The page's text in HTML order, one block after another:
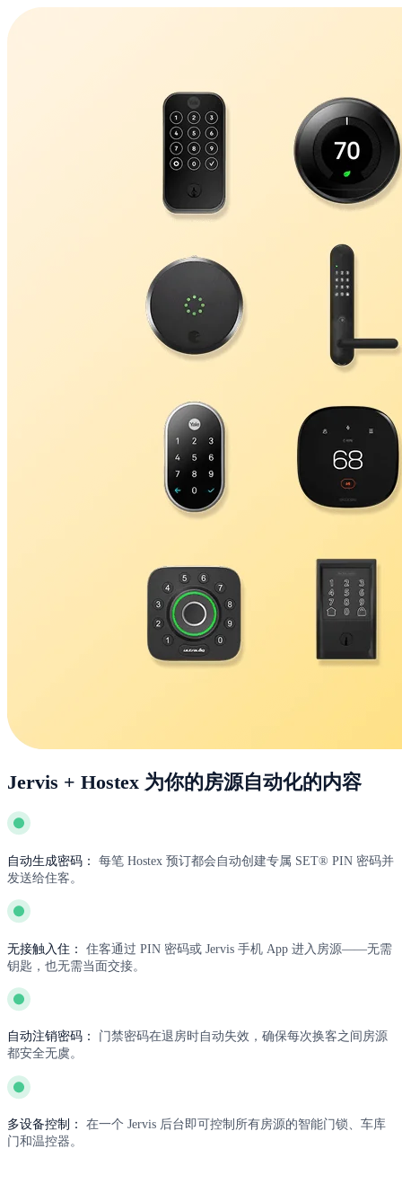
Jervis + Hostex 为你的房源自动化的内容
自动生成密码：
每笔 Hostex 预订都会自动创建专属 SET® PIN 密码并
发送给住客。
无接触入住：
住客通过 PIN 密码或 Jervis 手机 App 进入房源——无需
钥匙，也无需当面交接。
自动注销密码：
门禁密码在退房时自动失效，确保每次换客之间房源
都安全无虞。
多设备控制：
在一个 Jervis 后台即可控制所有房源的智能门锁、车库
门和温控器。